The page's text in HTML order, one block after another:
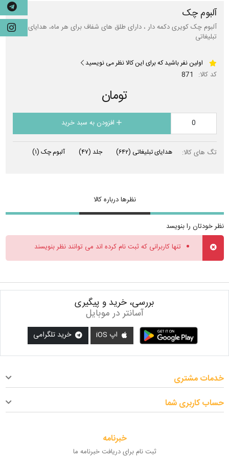
آلبوم چک
آلبوم چک کویری دکمه دار ، دارای طلق های شفاف برای هر ماه، هدایای
تبلیغاتی
اولین نفر باشید که برای این کالا نظر می نویسید
کد کالا: 871
تومان
افزودن به سبد خرید
تگ های کالا: هدایای تبلیغاتی (۶۴۲) جلد (۴۷) آلبوم چک (۱)
نظرها درباره کالا
نظر خودتان را بنویسد
تنها کاربرانی که ثبت نام کرده اند می توانند نظر بنویسند
بررسی، خرید و پیگیری
آسانتر در موبایل
اپ iOS خرید تلگرامی
خبرنامه
ثبت نام برای دریافت خبرنامه ما
خدمات مشتری
حساب کاربری شما